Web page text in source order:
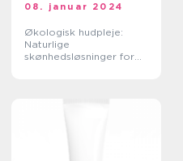
08. januar 2024
Økologisk hudpleje:
Naturlige
skønhedsløsninger for